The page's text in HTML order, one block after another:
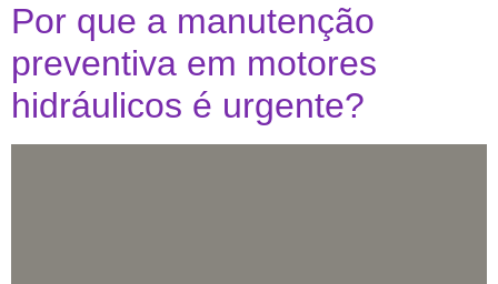
Por que a manutenção
preventiva em motores
hidráulicos é urgente?